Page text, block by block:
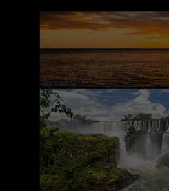
Unter dem Inhalt